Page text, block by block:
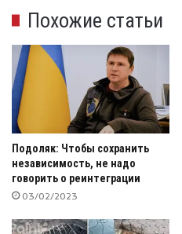
Похожие статьи
Подоляк: Чтобы сохранить
независимость, не надо
говорить о реинтеграции
03/02/2023